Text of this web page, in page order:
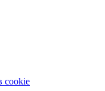
cookie